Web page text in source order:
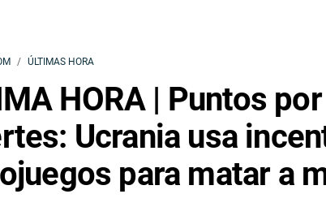
ÚLTIMAS HORA
HORA | Puntos por
Ucrania usa
para matar a